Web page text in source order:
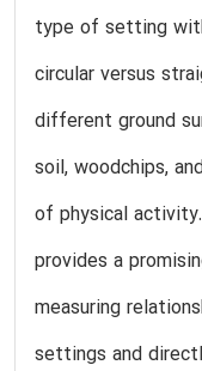
type of setting
circular versus
different ground
soil, woodchips,
of physical
provides a
measuring
settings and